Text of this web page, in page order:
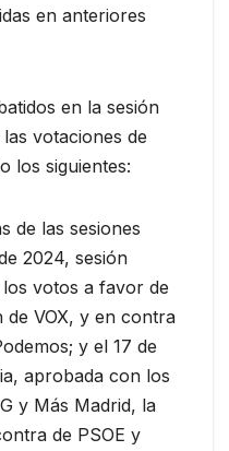
en anteriores
en la sesión
votaciones de
los siguientes:
de las sesiones
2024, sesión
votos a favor de
de VOX, y en contra
y el 17 de
aprobada con los
y Más Madrid, la
de PSOE y